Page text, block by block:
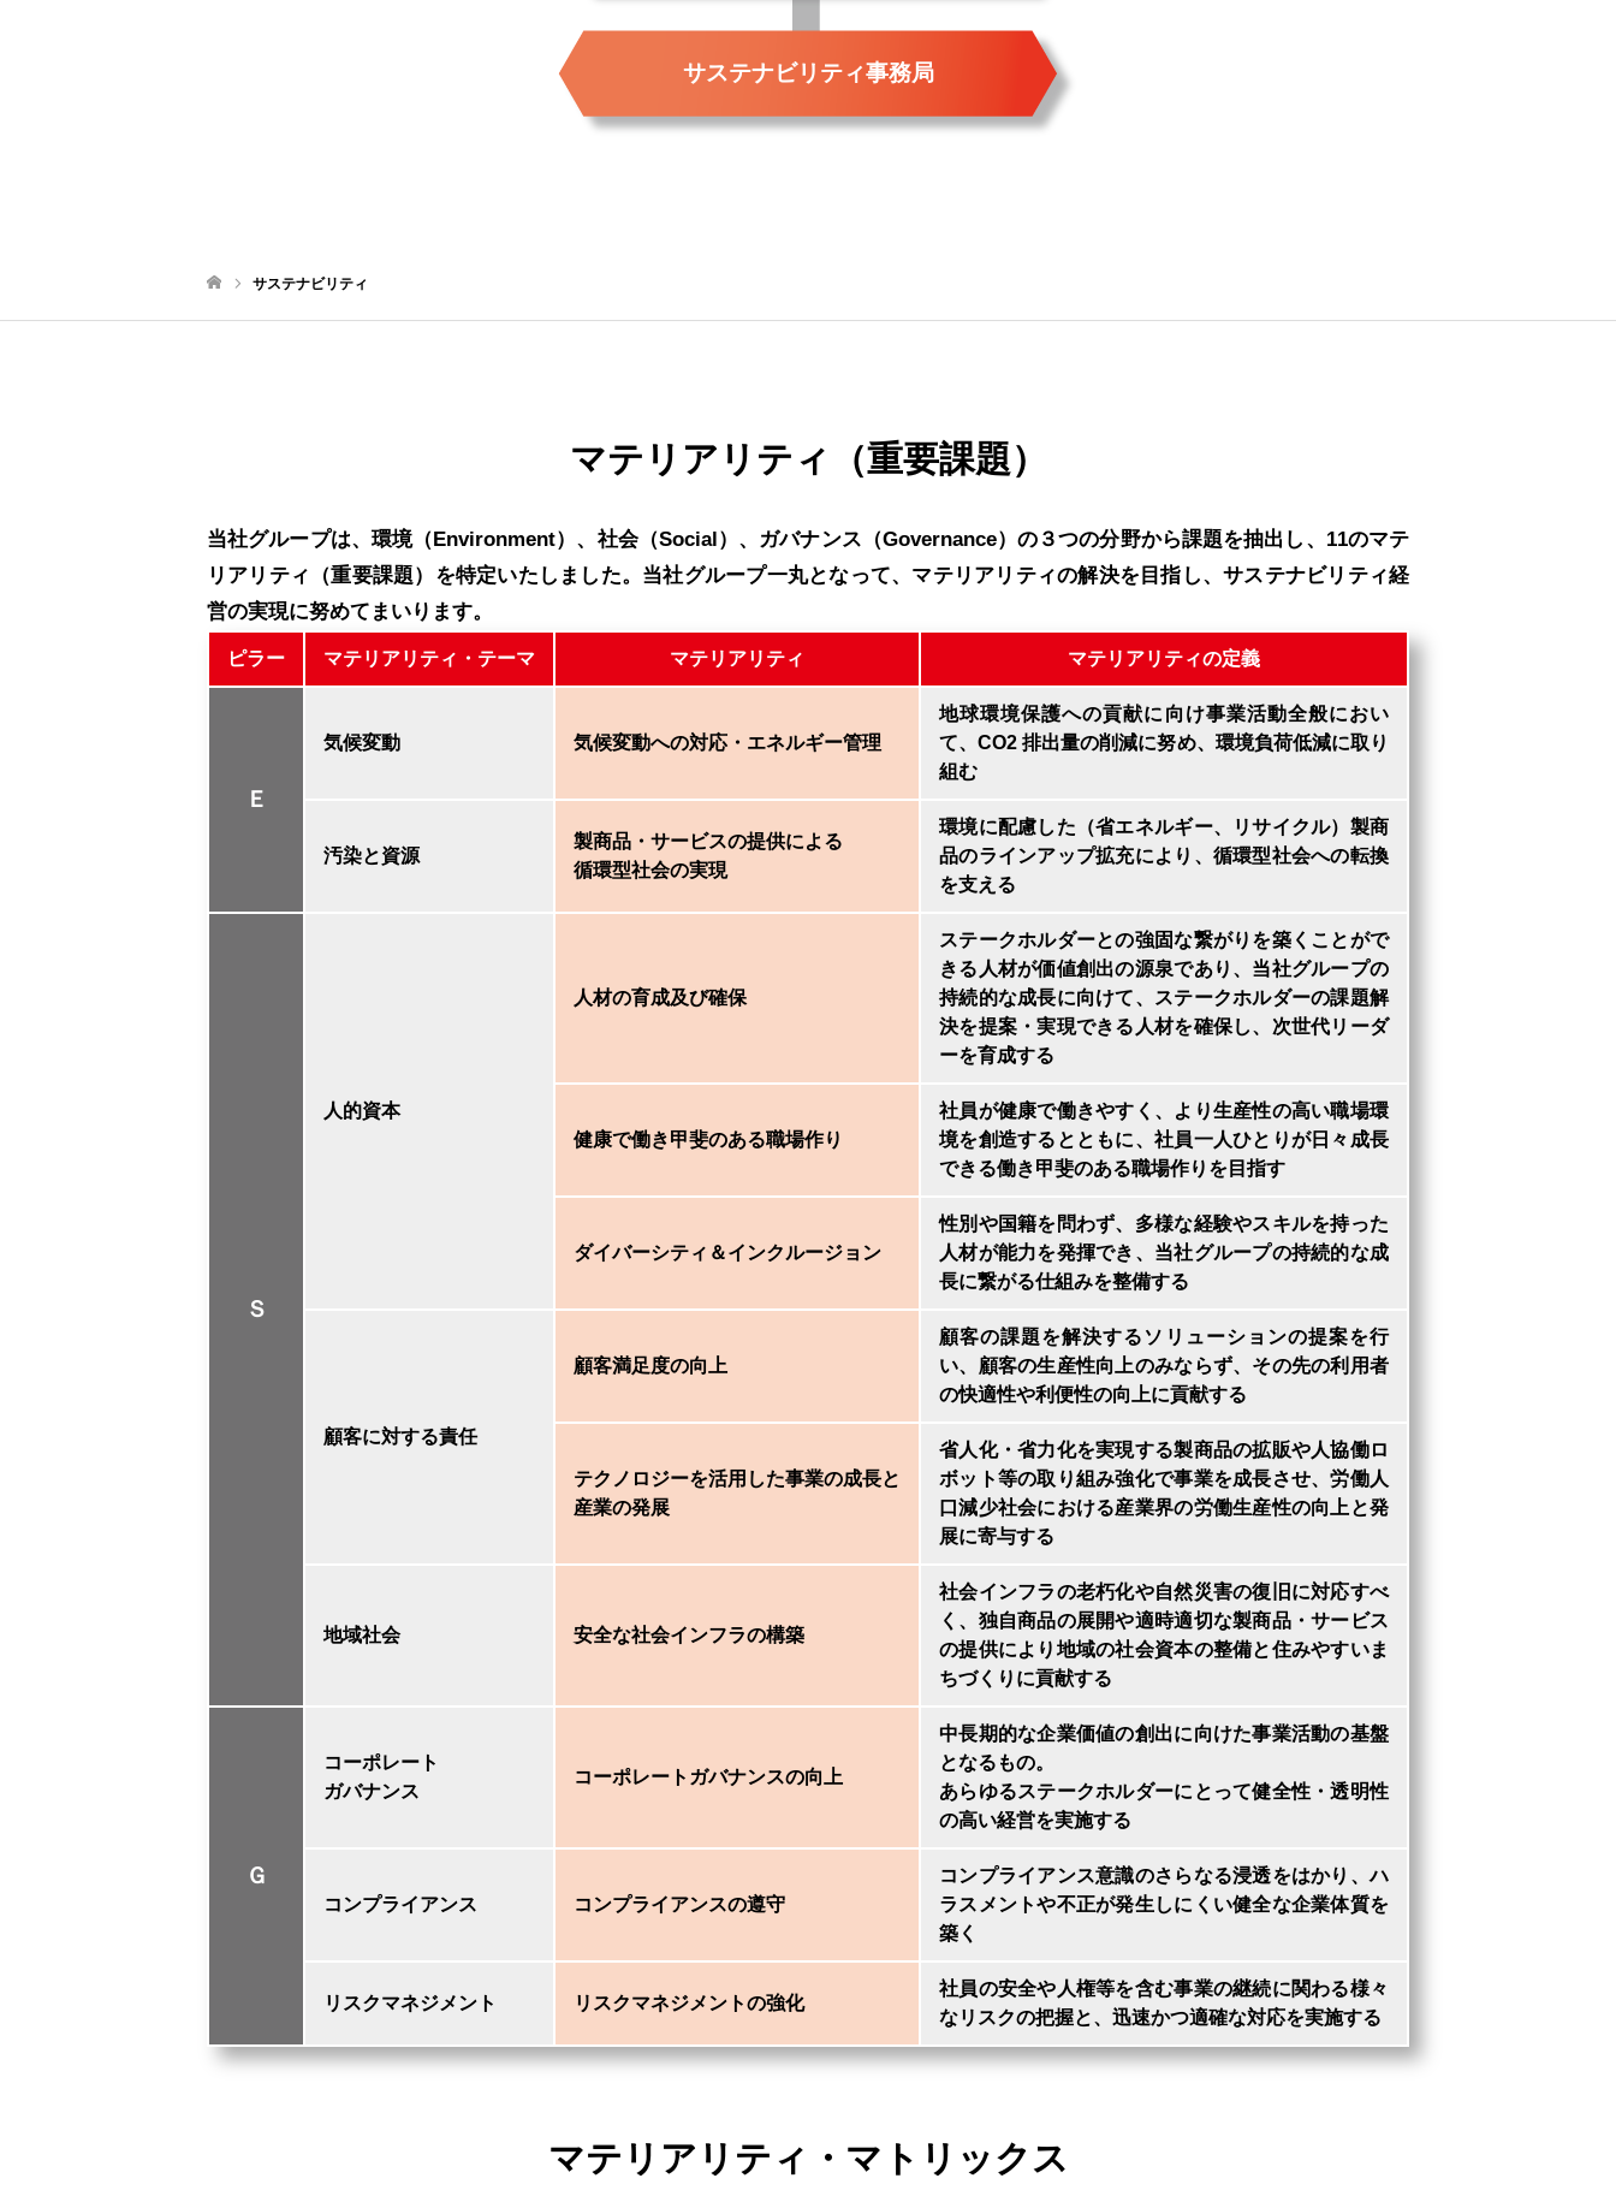
サステナビリティ事務局
サステナビリティ
マテリアリティ（重要課題）
当社グループは、環境（Environment）、社会（Social）、ガバナンス（Governance）の３つの分野から課題を抽出し、11のマテ
リアリティ（重要課題）を特定いたしました。当社グループ一丸となって、マテリアリティの解決を目指し、サステナビリティ経
営の実現に努めてまいります。
ピラー マテリアリティ・テーマ マテリアリティ マテリアリティの定義
Ｅ
気候変動 気候変動への対応・エネルギー管理
地球環境保護への貢献に向け事業活動全般におい
て、CO2 排出量の削減に努め、環境負荷低減に取り
組む
汚染と資源
製商品・サービスの提供による
循環型社会の実現
環境に配慮した（省エネルギー、リサイクル）製商
品のラインアップ拡充により、循環型社会への転換
を支える
Ｓ
人的資本
人材の育成及び確保
ステークホルダーとの強固な繋がりを築くことがで
きる人材が価値創出の源泉であり、当社グループの
持続的な成長に向けて、ステークホルダーの課題解
決を提案・実現できる人材を確保し、次世代リーダ
ーを育成する
健康で働き甲斐のある職場作り
社員が健康で働きやすく、より生産性の高い職場環
境を創造するとともに、社員一人ひとりが日々成長
できる働き甲斐のある職場作りを目指す
ダイバーシティ＆インクルージョン
性別や国籍を問わず、多様な経験やスキルを持った
人材が能力を発揮でき、当社グループの持続的な成
長に繋がる仕組みを整備する
顧客に対する責任
顧客満足度の向上
顧客の課題を解決するソリューションの提案を行
い、顧客の生産性向上のみならず、その先の利用者
の快適性や利便性の向上に貢献する
テクノロジーを活用した事業の成長と
産業の発展
省人化・省力化を実現する製商品の拡販や人協働ロ
ボット等の取り組み強化で事業を成長させ、労働人
口減少社会における産業界の労働生産性の向上と発
展に寄与する
地域社会 安全な社会インフラの構築
社会インフラの老朽化や自然災害の復旧に対応すべ
く、独自商品の展開や適時適切な製商品・サービス
の提供により地域の社会資本の整備と住みやすいま
ちづくりに貢献する
Ｇ
コーポレート
ガバナンス
コーポレートガバナンスの向上
中長期的な企業価値の創出に向けた事業活動の基盤
となるもの。
あらゆるステークホルダーにとって健全性・透明性
の高い経営を実施する
コンプライアンス コンプライアンスの遵守
コンプライアンス意識のさらなる浸透をはかり、ハ
ラスメントや不正が発生しにくい健全な企業体質を
築く
リスクマネジメント リスクマネジメントの強化
社員の安全や人権等を含む事業の継続に関わる様々
なリスクの把握と、迅速かつ適確な対応を実施する
マテリアリティ・マトリックス